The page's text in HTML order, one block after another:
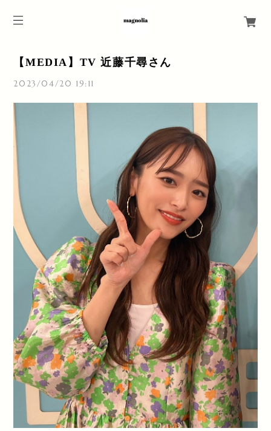
【MEDIA】TV 近藤千尋さん
2023/04/20 19:11